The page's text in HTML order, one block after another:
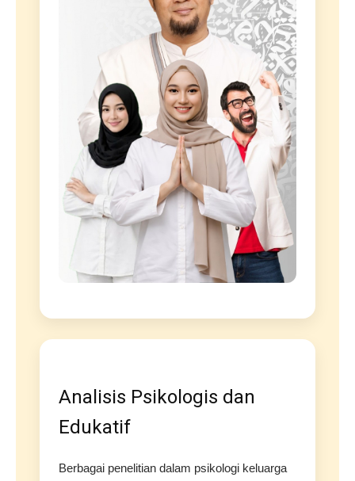
Analisis Psikologis dan
Edukatif
Berbagai penelitian dalam psikologi keluarga